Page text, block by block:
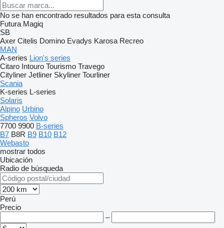
No se han encontrado resultados para esta consulta
Futura Magiq
SB
Axer Citelis Domino Evadys Karosa Recreo
MAN
A-series Lion's series
Citaro Intouro Tourismo Travego
Cityliner Jetliner Skyliner Tourliner
Scania
K-series L-series
Solaris
Alpino Urbino
Spheros Volvo
7700 9900 B-series
B7 B8R B9 B10 B12
Webasto
mostrar todos
Ubicación
Radio de búsqueda
Perú
Precio
–